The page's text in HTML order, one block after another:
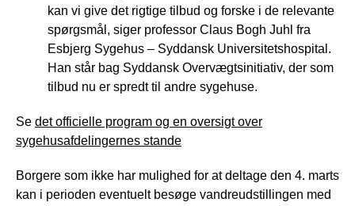
kan vi give det rigtige tilbud og forske i de relevante
spørgsmål, siger professor Claus Bogh Juhl fra
Esbjerg Sygehus – Syddansk Universitetshospital.
Han står bag Syddansk Overvægtsinitiativ, der som
tilbud nu er spredt til andre sygehuse.
Se det officielle program og en oversigt over
sygehusafdelingernes stande
Borgere som ikke har mulighed for at deltage den 4. marts
kan i perioden eventuelt besøge vandreudstillingen med